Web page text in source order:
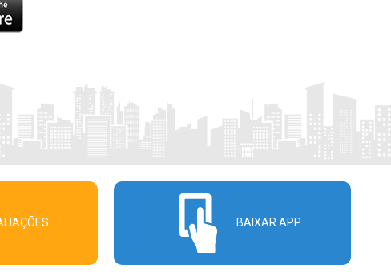
BAIXAR APP